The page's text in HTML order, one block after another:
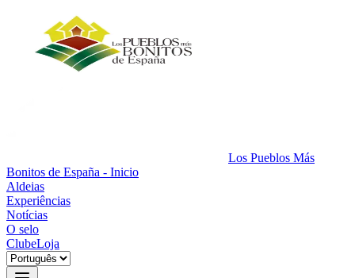
Los Pueblos Más
Bonitos de España - Inicio
Aldeias
Experiências
Notícias
O selo
ClubeLoja